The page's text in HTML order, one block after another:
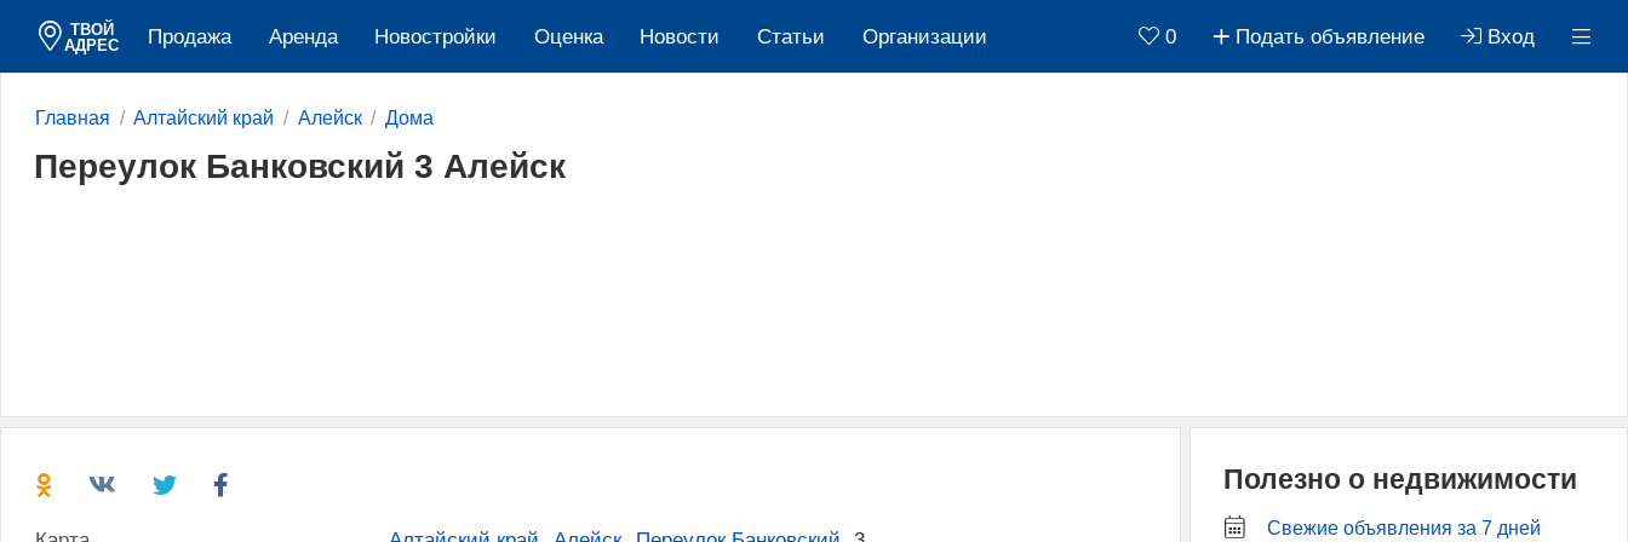
ТВОЙ
АДРЕС
Продажа Аренда Новостройки Оценка Новости Cтатьи Организации 0 Подать объявление Вход
Главная Алтайский край Алейск Дома
Переулок Банковский 3 Алейск
Полезно о недвижимости
Свежие объявления за 7 дней